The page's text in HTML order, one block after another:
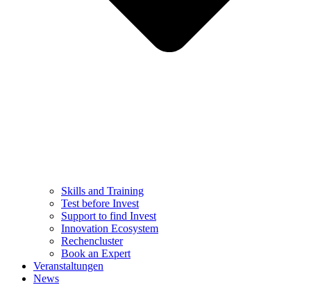
Skills and Training
Test before Invest
Support to find Invest
Innovation Ecosystem
Rechencluster​
Book an Expert
Veranstaltungen
News